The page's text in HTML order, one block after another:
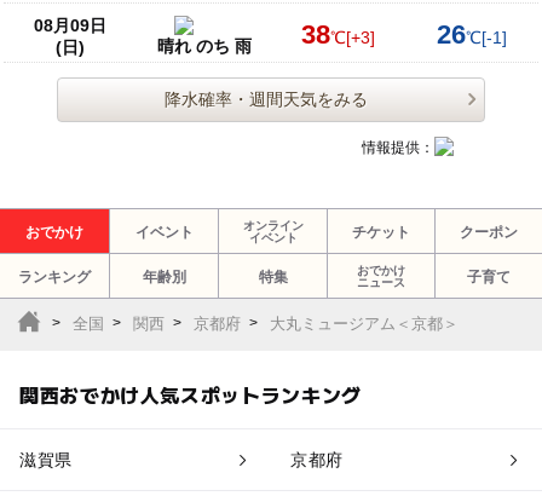
08月09日
(日)
晴れ のち 雨 38℃[+3] 26℃[-1]
降水確率・週間天気をみる
情報提供：
おでかけ イベント
オンライン
イベント
チケット クーポン
ランキング 年齢別 特集
おでかけ
ニュース
子育て
全国 関西 京都府 大丸ミュージアム＜京都＞
関西おでかけ人気スポットランキング
滋賀県 京都府